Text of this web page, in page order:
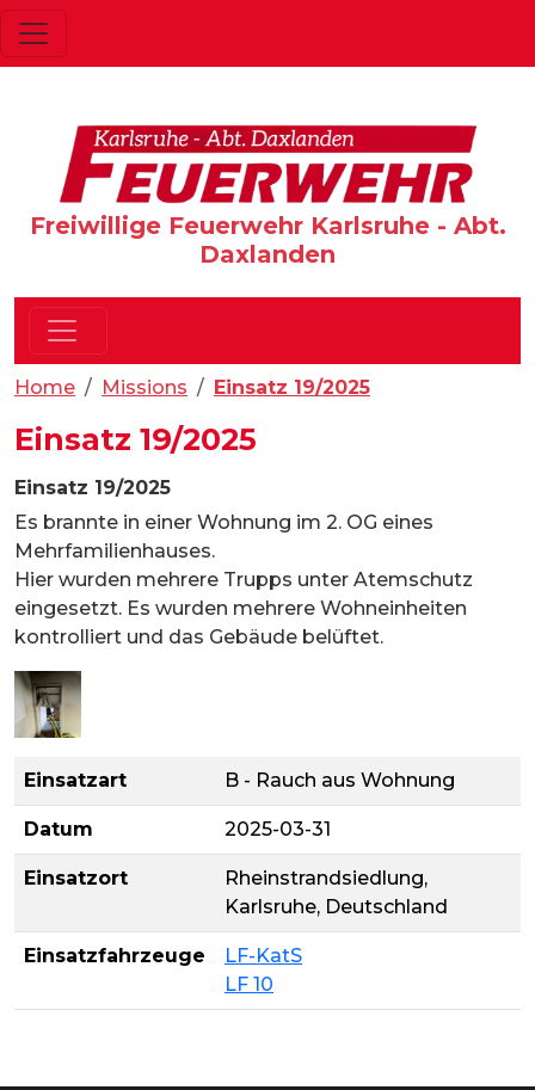
Freiwillige Feuerwehr Karlsruhe - Abt.
Daxlanden
Home Missions Einsatz 19/2025
Einsatz 19/2025
Einsatz 19/2025
Es brannte in einer Wohnung im 2. OG eines
Mehrfamilienhauses.
Hier wurden mehrere Trupps unter Atemschutz
eingesetzt. Es wurden mehrere Wohneinheiten
kontrolliert und das Gebäude belüftet.
Einsatzart B - Rauch aus Wohnung
Datum 2025-03-31
Einsatzort
Rheinstrandsiedlung,
Karlsruhe, Deutschland
Einsatzfahrzeuge
LF-KatS
LF 10